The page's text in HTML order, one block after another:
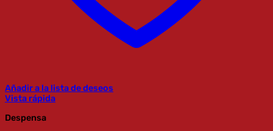
Añadir a la lista de deseos
Vista rápida
Despensa